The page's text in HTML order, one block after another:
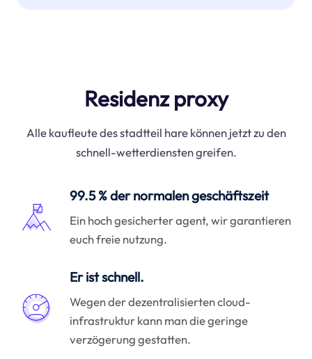
Residenz proxy
Alle kaufleute des stadtteil hare können jetzt zu den
schnell-wetterdiensten greifen.
99.5 % der normalen geschäftszeit
Ein hoch gesicherter agent, wir garantieren
euch freie nutzung.
Er ist schnell.
Wegen der dezentralisierten cloud-
infrastruktur kann man die geringe
verzögerung gestatten.